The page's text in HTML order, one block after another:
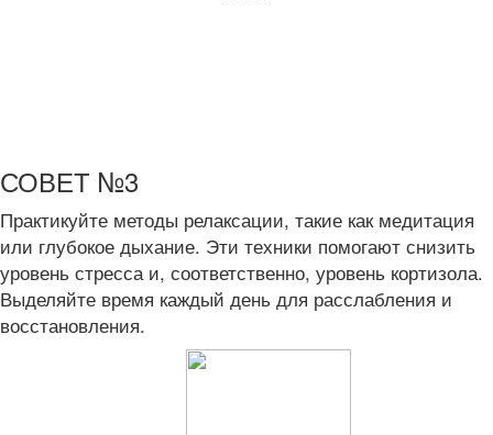
СОВЕТ №3
Практикуйте методы релаксации, такие как медитация
или глубокое дыхание. Эти техники помогают снизить
уровень стресса и, соответственно, уровень кортизола.
Выделяйте время каждый день для расслабления и
восстановления.